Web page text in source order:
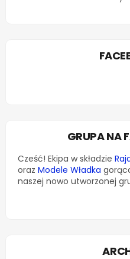
GRUPA NA
Cześć! Ekipa w składzie
oraz Modele Władka
naszej nowo utworzonej